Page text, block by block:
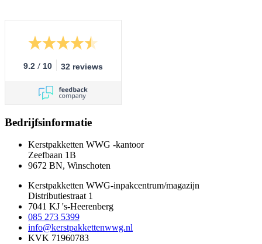
9.2 / 10 32 reviews
Bedrijfsinformatie
Kerstpakketten WWG -kantoor
Zeefbaan 1B
9672 BN, Winschoten
Kerstpakketten WWG-inpakcentrum/magazijn
Distributiestraat 1
7041 KJ 's-Heerenberg
085 273 5399
info@kerstpakkettenwwg.nl
KVK 71960783